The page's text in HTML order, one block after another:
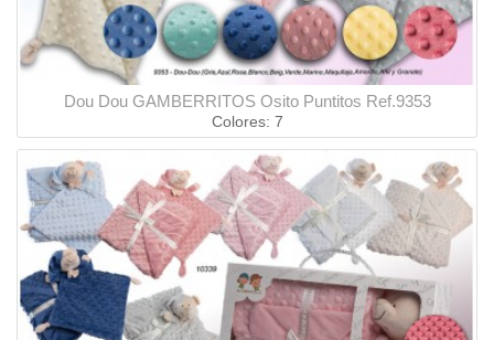
Dou Dou GAMBERRITOS Osito Puntitos Ref.9353
Colores: 7